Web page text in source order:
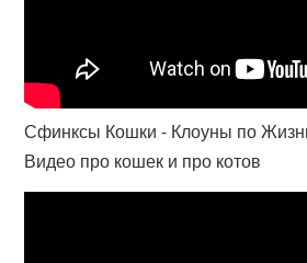
Сфинксы Кошки - Клоуны по
Видео про кошек и про котов